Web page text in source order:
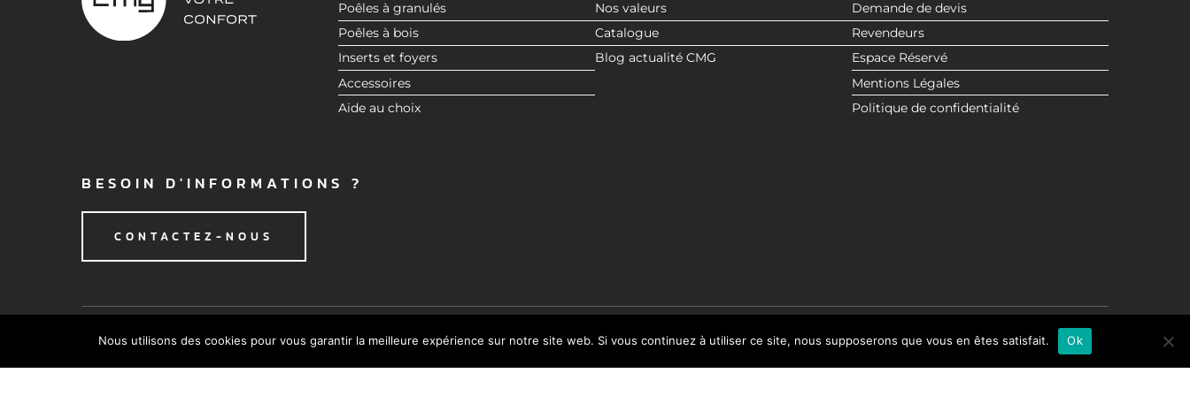
t
Poêles à granulés
Poêles à bois
Inserts et foyers
Accessoires
Aide au choix
Nos valeurs
Catalogue
Blog actualité CMG
Demande de devis
Revendeurs
Espace Réservé
Mentions Légales
Politique de confidentialité
BESOIN D'INFORMATIONS ?
CONTACTEZ-NOUS
Nous utilisons des cookies pour vous garantir la meilleure expérience sur notre site web. Si vous continuez à utiliser ce site, nous supposerons que vous en êtes satisfait. Ok